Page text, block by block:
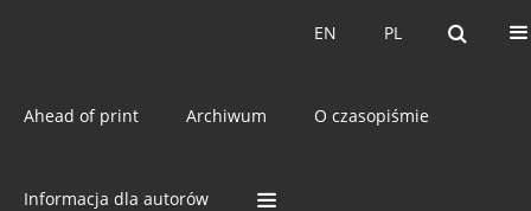
PL
EN PL
EN
Ahead of print Archiwum O czasopiśmie
Informacja dla autorów
AutorMichał Wojenka
ODKRYCIA